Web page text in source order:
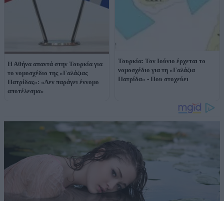
Η Αθήνα απαντά στην Τουρκία για
το νομοσχέδιο της «Γαλάζιας
Πατρίδας»: «Δεν παράγει έννομο
αποτέλεσμα»
Τουρκία: Τον Ιούνιο έρχεται το
νομοσχέδιο για τη «Γαλάζια
Πατρίδα» - Που στοχεύει